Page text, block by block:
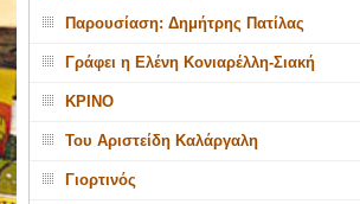
Παρουσίαση: Δημήτρης Πατίλας
Γράφει η Ελένη Κονιαρέλλη-Σιακή
ΚΡΙΝΟ
Του Αριστείδη Καλάργαλη
Γιορτινός